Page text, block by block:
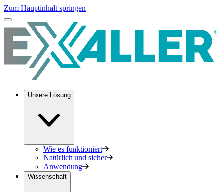
Zum Hauptinhalt springen
Unsere Lösung
Wie es funktioniert
Natürlich und sicher
Anwendung
Wissenschaft